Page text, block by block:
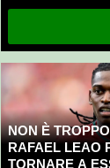
NON È
RAFAEL LEAO
TORNARE A